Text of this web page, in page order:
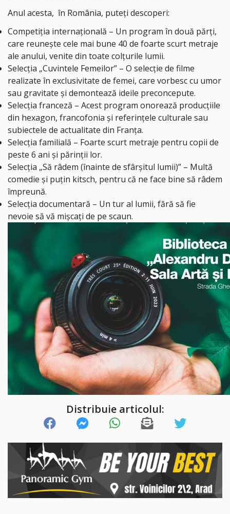
Anul acesta, în România, puteți descoperi:
Competiția internațională – Un program în două părți,
care reunește cele mai bune 40 de foarte scurt metraje
ale anului, venite din toate colțurile lumii.
Selecția „Cuvintele Femeilor” – O selecție de filme
realizate în exclusivitate de femei, care vorbesc cu umor
sau gravitate și demontează ideile preconcepute.
Selecția franceză – Acest program onorează producțiile
din hexagon, francofonia și referințele culturale sau
subiectele de actualitate din Franța.
Selecția familială – Foarte scurt metraje pentru copii de
peste 6 ani și părinții lor.
Selecția „Să râdem (înainte de sfârșitul lumii)” – Multă
comedie și puțin kitsch, pentru că ne face bine să râdem
împreună.
Selecția documentară – Un tur al lumii, fără să fie
nevoie să vă mișcați de pe scaun.
Distribuie articolul: